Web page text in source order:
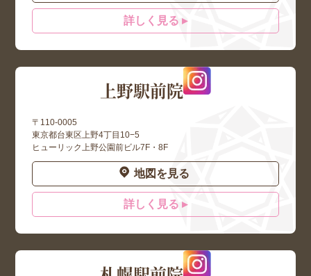
詳しく見る ▸
上野駅前院
〒110-0005
東京都台東区上野4丁目10−5
ヒューリック上野公園前ビル7F・8F
地図を見る
詳しく見る ▸